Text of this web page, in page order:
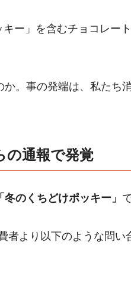
ー」を含むチョコレー
。事の発端は、私たち
の通報で発覚
「冬のくちどけポッキー」
者より以下のような問い